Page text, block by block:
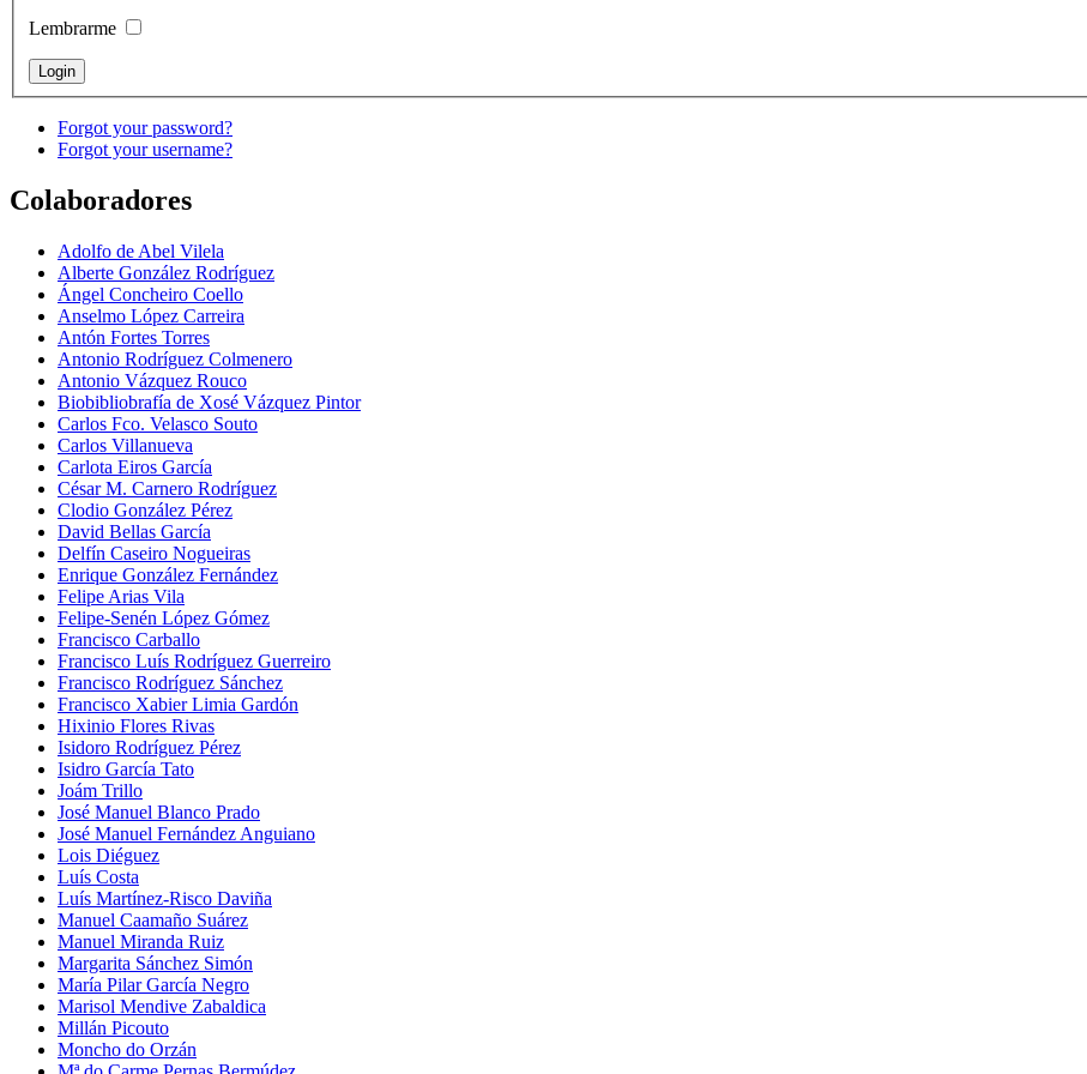
Lembrarme
Forgot your password?
Forgot your username?
Colaboradores
Adolfo de Abel Vilela
Alberte González Rodríguez
Ángel Concheiro Coello
Anselmo López Carreira
Antón Fortes Torres
Antonio Rodríguez Colmenero
Antonio Vázquez Rouco
Biobibliobrafía de Xosé Vázquez Pintor
Carlos Fco. Velasco Souto
Carlos Villanueva
Carlota Eiros García
César M. Carnero Rodríguez
Clodio González Pérez
David Bellas García
Delfín Caseiro Nogueiras
Enrique González Fernández
Felipe Arias Vila
Felipe-Senén López Gómez
Francisco Carballo
Francisco Luís Rodríguez Guerreiro
Francisco Rodríguez Sánchez
Francisco Xabier Limia Gardón
Hixinio Flores Rivas
Isidoro Rodríguez Pérez
Isidro García Tato
Joám Trillo
José Manuel Blanco Prado
José Manuel Fernández Anguiano
Lois Diéguez
Luís Costa
Luís Martínez-Risco Daviña
Manuel Caamaño Suárez
Manuel Miranda Ruiz
Margarita Sánchez Simón
María Pilar García Negro
Marisol Mendive Zabaldica
Millán Picouto
Moncho do Orzán